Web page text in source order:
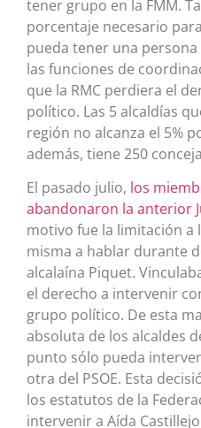
tener grupo en la FMM.
porcentaje necesario
pueda tener una
las funciones de
que la RMC perdiera el
político. Las 5 alcaldías
región no alcanza el 5%
además, tiene 250
El pasado julio, los
abandonaron la anterior
motivo fue la limitación a
misma a hablar durante
alcalaína Piquet.
el derecho a intervenir
grupo político. De esta
absoluta de los alcaldes
punto sólo pueda
otra del PSOE. Esta
los estatutos de la
intervenir a Aída